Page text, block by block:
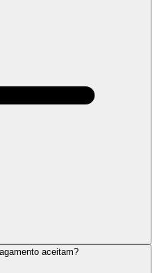
aceitam?